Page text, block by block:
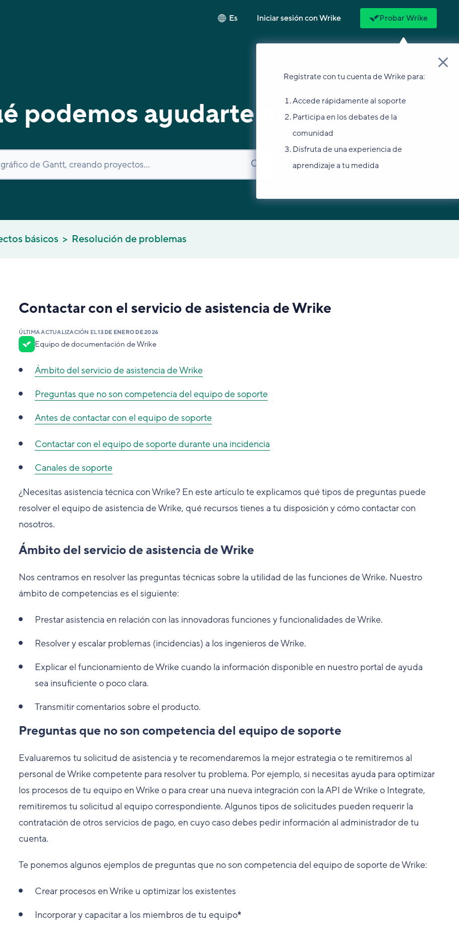
Es Iniciar sesión con Wrike Probar Wrike
Regístrate con tu cuenta de Wrike para:
Accede rápidamente al soporte
Participa en los debates de la
comunidad
Disfruta de una experiencia de
aprendizaje a tu medida
podemos ayudarte hoy?
básicos Resolución de problemas
Contactar con el servicio de asistencia de Wrike
ÚLTIMA ACTUALIZACIÓN EL13 DE ENERO DE 2026
Equipo de documentación de Wrike
Ámbito del servicio de asistencia de Wrike
Preguntas que no son competencia del equipo de soporte
Antes de contactar con el equipo de soporte
Contactar con el equipo de soporte durante una incidencia
Canales de soporte
¿Necesitas asistencia técnica con Wrike? En este artículo te explicamos qué tipos de preguntas puede
resolver el equipo de asistencia de Wrike, qué recursos tienes a tu disposición y cómo contactar con
nosotros.
Ámbito del servicio de asistencia de Wrike
Nos centramos en resolver las preguntas técnicas sobre la utilidad de las funciones de Wrike. Nuestro
ámbito de competencias es el siguiente:
Prestar asistencia en relación con las innovadoras funciones y funcionalidades de Wrike.
Resolver y escalar problemas (incidencias) a los ingenieros de Wrike.
Explicar el funcionamiento de Wrike cuando la información disponible en nuestro portal de ayuda
sea insuficiente o poco clara.
Transmitir comentarios sobre el producto.
Preguntas que no son competencia del equipo de soporte
Evaluaremos tu solicitud de asistencia y te recomendaremos la mejor estrategia o te remitiremos al
personal de Wrike competente para resolver tu problema. Por ejemplo, si necesitas ayuda para optimizar
los procesos de tu equipo en Wrike o para crear una nueva integración con la API de Wrike o Integrate,
remitiremos tu solicitud al equipo correspondiente. Algunos tipos de solicitudes pueden requerir la
contratación de otros servicios de pago, en cuyo caso debes pedir información al administrador de tu
cuenta.
Te ponemos algunos ejemplos de preguntas que no son competencia del equipo de soporte de Wrike:
Crear procesos en Wrike u optimizar los existentes
Incorporar y capacitar a los miembros de tu equipo*